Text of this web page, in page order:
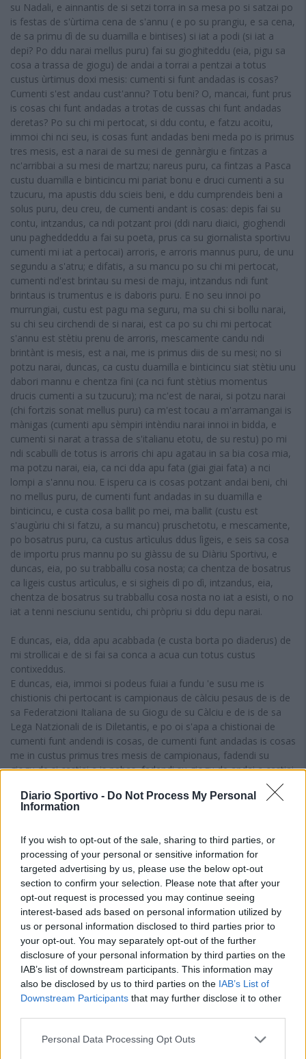
Diario Sportivo - Do Not Process My Personal
Information
If you wish to opt-out of the sale, sharing to third parties, or
processing of your personal or sensitive information for
targeted advertising by us, please use the below opt-out
section to confirm your selection. Please note that after your
opt-out request is processed you may continue seeing
interest-based ads based on personal information utilized by
us or personal information disclosed to third parties prior to
your opt-out. You may separately opt-out of the further
disclosure of your personal information by third parties on the
IAB’s list of downstream participants. This information may
also be disclosed by us to third parties on the IAB’s List of
Downstream Participants that may further disclose it to other
Personal Data Processing Opt Outs
su Nadali, e ainnantis de si setzi torra in sa mesa po si satzai po
is festas de s'ùrtima cena de s'annu ( e po su prangiu, e sa cena,
de sa primu dì de su duamilla e bintises) si iat a podi (si iat a
depi? Po ddu narai mellus puru) fai su gioghiteddu (eia, pigu sa
cosa a trassa de giogu) de andai a torrai a pentzai a totus
custus ùrtimus doxi mesis: cumenti si funt andadas is cosas?
Cumenti s'est andau cust'annu? Totu beni? O, mancai, funt prus
is cosas chi funt andadas a trotas de cussas chi funt andadas
deretas? Po su chi mi pertocat, si ddu contu, e fatzu acoitu,
immoi chi nci seu, is cosas funt andadas beni meda po is primus
tres mesis, est a narai de su mesi de gennàrgiu e fintzas a
nc'arribbai a su mesi de martzu; nareus puru, ca fintzas a Pasca
custu duamilla e binticincu mi pariat bonu e druci cumenti a su
tzucuru, ma apustis ddu scieis beni, e ddu cumprendeis beni a
solus puru, deu creu, de cumenti andant is cosas: depis fai su
contu, intzandus, ca ndi potzant proi (ddi naru diaici, gioghendi
unu pagheddeddu a fai su poeta, prus ca su giornalista sportivu
cumenti mi iat a pertocai) arroris, e arroris mannus puru, de unu
segundu a s'atru; e difatis, a su mancu po su chi mi pertocat,
cumenti nd'est brintau su mesi de maju, intzandus ndi funt
brintaus is trumentus e is daboris puru. E no seu innoi po
murrungiai, custu est pagu ma seguru, ma su chi si bollu narai,
su chi seu circhendi de si narai, est ca po su chi mi pertocat
s'annu est stètiu prenu de arroris, mescamente candu ndi
brintànt is mesis, est a nai, me is primus diis de su mesi; no si
potzu narai, duncas, ca custu duamilla e binticincu siat stètiu unu
dabori mannu e chentza fini (ca nci funt stètius momentus
drucis cumenti a su tzucuru); ma nc'est de narai, si potzu narai
(chi fortzis sonat mellus puru) ca m'est tocau a m'arramangai is
mànigas (cumenti apu sèmpiri intèndiu narai innoi in bidda, e
cumenti si narat a trassa de s'italianu etotu, de su restu) po mi
ndi scabulli de totus is arroris chi apu agatau in sa bia cosa mia,
ma potzu narai, eia, ca nci dda apu fata (giai giai fata) a nci
lompi a s'annu nou. E isperu ca is cosas potzant andai beni, chi
no mellus puru, de cumenti funt andadas in su duamilla e
binticincu, e custa cosa ballit po mei, ma ballit (custu est
s'augùriu chi si fatzu, a su mancu) pruschetotu, e mescamente,
po bosatrus puru, ca custus artìculus ddus lìgeis, e seis sa cosa
de importu prus mannu po su giàssu de su Diàriu Sportivu, e
duncas, eia, po su trabballu cosa nosta; ca chentza de bosatrus
ca ligeis custus artìculus, e si sigheis dì po dì, intzandus, eia,
chentza de bosatrus su trabballu cosa nosta no iat a esisti, o no
iat a tenni nesciunu sentidu, chi pròpriu si ddu depu narai.
E duncas, eia, dda apu acabbada (e custa borta po diaderus) de
mi strollicai e de si fai sa conca a acua cun totus custus
contixeddus.
E duncas, eia, immoi si podeus fuiai a fundu 'e susu me is
chistionis chi pertocant is campionaus de càlciu pesaus de is de
sa Federatzioni Italiana de su Giogu de su Càlciu e de is de sa
Lega Natzionali de is Diletantis, e po oi s'apa a chistionai de
cumenti funt andendi is cosas, de cumenti funt andadas is cosas
me in custus primus tres mesis de campionaus, fadendi su
giogu de si castiai a is pabas, fadendi su giogu de andai a castiai
cumenti funt cuncodradas is cosas me is campionaus chi si
giogant innoi in s'isula stimmada cosa nosta, e seu chistionendi
de is campionaus de is diletantis, mi parit craru puru, partendi de
Primu Categoria, e fintzas a arribbai (e nci iat a mancai puru) a
is campionaus (a is otu listas, po essi prus pretzisu puru,
cumenti unu giornalista iat a depi essi, de su restu, chi bolit fai
beni su trabballu cosa sua, chi bolit fai su trabballu cosa sua in
gràtzia de Deus, cumenti si iat a podi narai puru) de sa
Segunda Categoria.
E duncas, chi seis de acòrdiu cun mei, e fadendi su contu ca seu
de diora meda ca no si ndi chistionu, deu ia a partiri andendi a
castiai cumenti funt cuncodradas is cosas in sa lista de
s'Ecellenza.
E duncas, a su primu postu, cun bintotu puntus in busciaca,
scuadras (a fai is contus nci poneus pagu meda, est a narai ca